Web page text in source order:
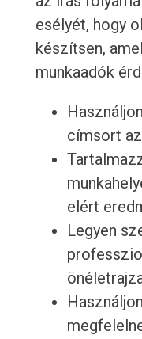
esélyét, hogy
készítsen,
munkaadók
címsort
elért
Legyen